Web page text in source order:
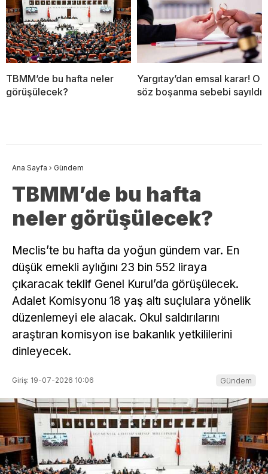
TBMM’de bu hafta neler
görüşülecek?
Yargıtay’dan emsal karar! O
söz boşanma sebebi sayıldı
Ana Sayfa › Gündem
TBMM’de bu hafta
neler görüşülecek?
Meclis’te bu hafta da yoğun gündem var. En
düşük emekli aylığını 23 bin 552 liraya
çıkaracak teklif Genel Kurul’da görüşülecek.
Adalet Komisyonu 18 yaş altı suçlulara yönelik
düzenlemeyi ele alacak. Okul saldırılarını
araştıran komisyon ise bakanlık yetkililerini
dinleyecek.
Giriş: 19-07-2026 10:06 Gündem